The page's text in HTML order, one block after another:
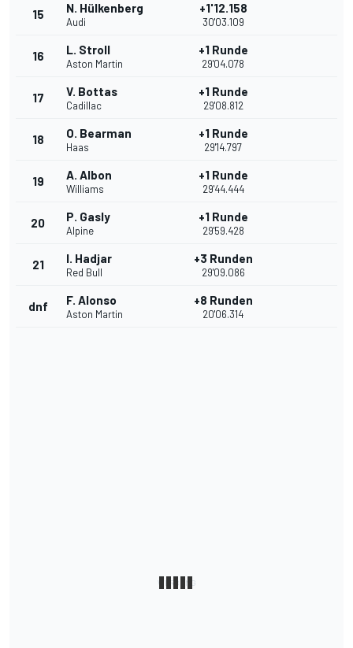
15 N. Hülkenberg
Audi
+1'12.158
30'03.109
16 L. Stroll
Aston Martin
+1 Runde
29'04.078
17 V. Bottas
Cadillac
+1 Runde
29'08.812
18 O. Bearman
Haas
+1 Runde
29'14.797
19 A. Albon
Williams
+1 Runde
29'44.444
20 P. Gasly
Alpine
+1 Runde
29'59.428
21 I. Hadjar
Red Bull
+3 Runden
29'09.086
dnf F. Alonso
Aston Martin
+8 Runden
20'06.314